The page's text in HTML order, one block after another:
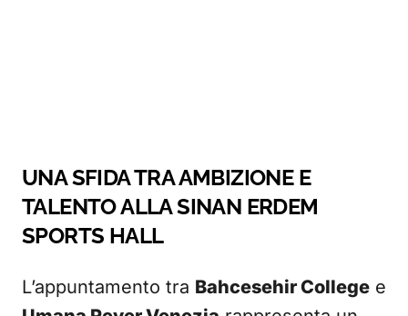
UNA SFIDA TRA AMBIZIONE E
TALENTO ALLA SINAN ERDEM
SPORTS HALL
L’appuntamento tra Bahcesehir College e